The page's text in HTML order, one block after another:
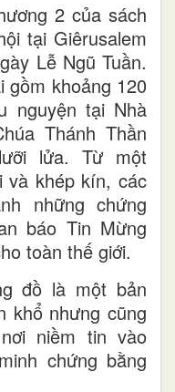
2 của sách
tại Giêrusalem
Lễ Ngũ Tuần.
gồm khoảng 120
nguyện tại Nhà
Thánh Thần
lửa. Từ một
và khép kín, các
những chứng
báo Tin Mừng
toàn thế giới.
đồ là một bản
khổ nhưng cũng
niềm tin vào
chứng bằng